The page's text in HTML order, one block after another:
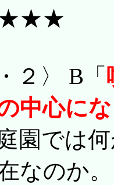
★★★
２〉 B「
中心に
園では
なのか